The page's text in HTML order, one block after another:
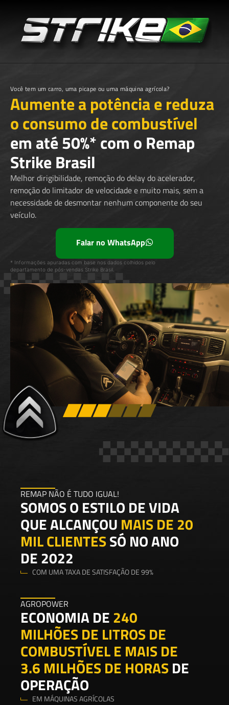
Você tem um carro, uma picape ou uma máquina agrícola?
Aumente a potência e reduza
o consumo de combustível
em até 50%* com o Remap
Strike Brasil
Melhor dirigibilidade, remoção do delay do acelerador,
remoção do limitador de velocidade e muito mais, sem a
necessidade de desmontar nenhum componente do seu
veículo.
Falar no WhatsApp
* Informações apuradas com base nos dados colhidos pelo
departamento de pós-vendas Strike Brasil.
REMAP NÃO É TUDO IGUAL!
SOMOS O ESTILO DE VIDA
QUE ALCANÇOU MAIS DE 20
MIL CLIENTESSÓ NO ANO
DE 2022
COM UMA TAXA DE SATISFAÇÃO DE 99%
AGROPOWER
ECONOMIA DE240
MILHÕES DE LITROS DE
COMBUSTÍVEL E MAIS DE
3.6 MILHÕES DE HORASDE
OPERAÇÃO
EM MÁQUINAS AGRÍCOLAS